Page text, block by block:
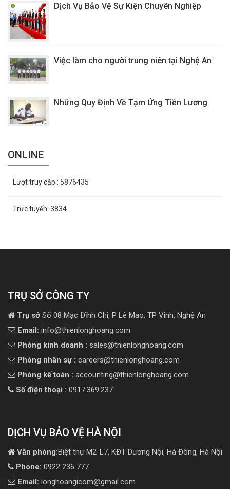
Dịch Vụ Bảo Vệ Sự Kiện Chuyên Nghiệp
Việc làm cho người trung niên tại Nghệ An
Những Quy Định Về Tạm Ứng Tiền Lương
ONLINE
Lượt truy cập : 5876435
Trực tuyến: 3834
TRỤ SỞ CÔNG TY
Trụ sở Số 08 Mạc Đĩnh Chi, P Lê Mao, TP Vinh, Nghệ An
Email: info@thienlonghoang.com
Phòng kinh doanh : sales@thienlonghoang.com
Phòng nhân sự : careers@thienlonghoang.com
Phòng kế toán : accounting@thienlonghoang.com
Số điện thoại : 0917.369.237
DỊCH VỤ BẢO VỆ HÀ NỘI
Văn phòng:Biệt thự M2-L7, KĐT Dương Nội, Hà Đông, Hà Nội
Phone: 0922 236 777
Email: longhoangicom@gmail.com